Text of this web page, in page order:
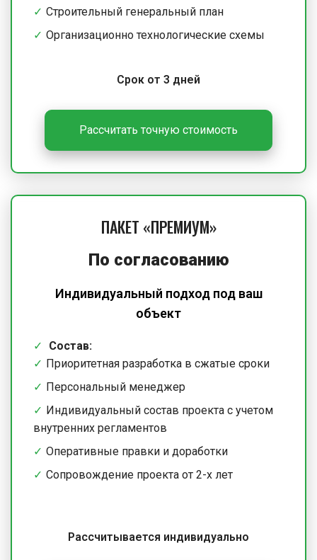
Строительный генеральный план
Организационно технологические схемы
Срок от 3 дней
Рассчитать точную стоимость
ПАКЕТ «ПРЕМИУМ»
По согласованию
Индивидуальный подход под ваш
объект
Состав:
Приоритетная разработка в сжатые сроки
Персональный менеджер
Индивидуальный состав проекта с учетом
внутренних регламентов
Оперативные правки и доработки
Сопровождение проекта от 2-х лет
Рассчитывается индивидуально